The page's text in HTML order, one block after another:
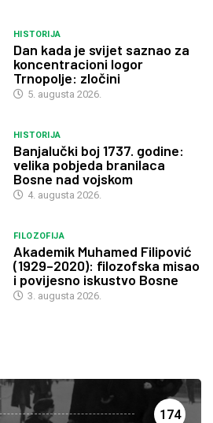
HISTORIJA
Dan kada je svijet saznao za
koncentracioni logor
Trnopolje: zločini
5. augusta 2026.
HISTORIJA
Banjalučki boj 1737. godine:
velika pobjeda branilaca
Bosne nad vojskom
4. augusta 2026.
FILOZOFIJA
Akademik Muhamed Filipović
(1929–2020): filozofska misao
i povijesno iskustvo Bosne
3. augusta 2026.
174